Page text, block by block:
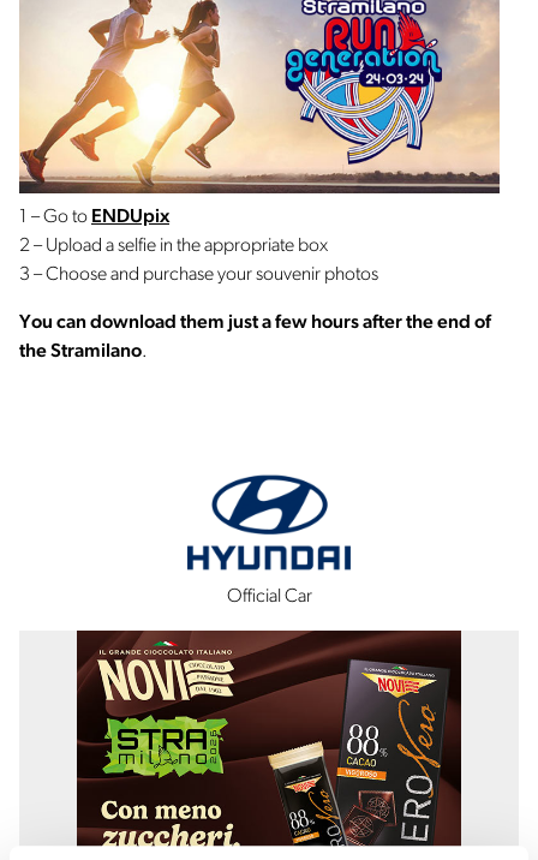
1 – Go to ENDUpix
2 – Upload a selfie in the appropriate box
3 – Choose and purchase your souvenir photos
You can download them just a few hours after the end of
the Stramilano.
Official Car